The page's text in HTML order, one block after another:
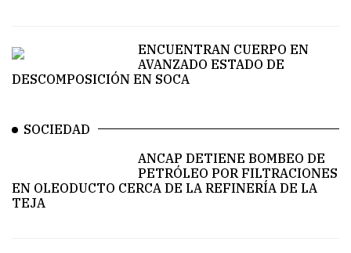
ENCUENTRAN CUERPO EN
AVANZADO ESTADO DE
DESCOMPOSICIÓN EN SOCA
SOCIEDAD
ANCAP DETIENE BOMBEO DE
PETRÓLEO POR FILTRACIONES
EN OLEODUCTO CERCA DE LA REFINERÍA DE LA
TEJA